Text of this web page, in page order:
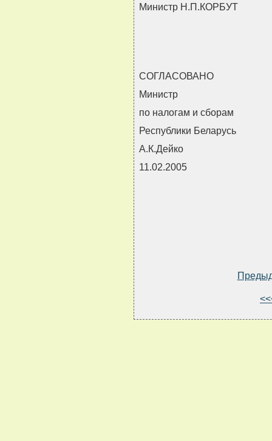
Министр Н.П.КОРБУТ
СОГЛАСОВАНО
Министр
по налогам и сборам
Республики Беларусь
А.К.Дейко
11.02.2005